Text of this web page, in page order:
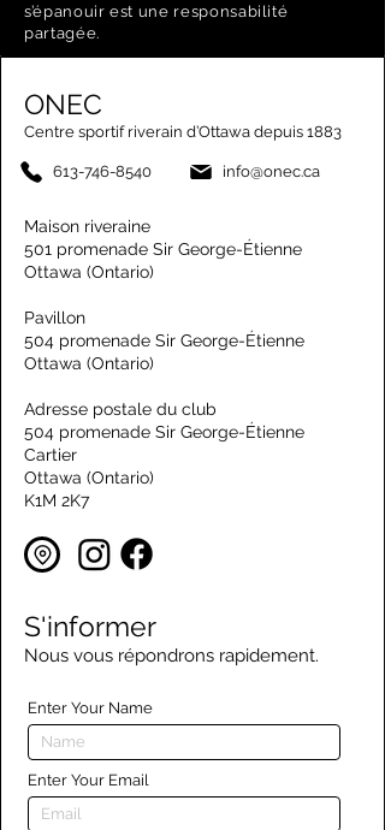
s’épanouir est une responsabilité
partagée.
ONEC
Centre sportif riverain d’Ottawa depuis 1883
613-746-8540 info@onec.ca
Maison riveraine
501 promenade Sir George-Étienne
Ottawa (Ontario)
Pavillon
504 promenade Sir George-Étienne
Ottawa (Ontario)
Adresse postale du club
504 promenade Sir George-Étienne
Cartier
Ottawa (Ontario)
K1M 2K7
S'informer
Nous vous répondrons rapidement.
Enter Your Name
Enter Your Email